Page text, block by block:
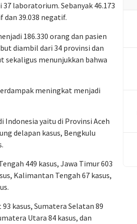
laboratorium. Sebanyak 46.173
dan 39.038 negatif.
186.330 orang dan pasien
diambil dari 34 provinsi dan
sekaligus menunjukkan bahwa
meningkat menjadi
Indonesia yaitu di Provinsi Aceh
delapan kasus, Bengkulu
449 kasus, Jawa Timur 603
Kalimantan Tengah 67 kasus,
kasus, Sumatera Selatan 89
Utara 84 kasus, dan